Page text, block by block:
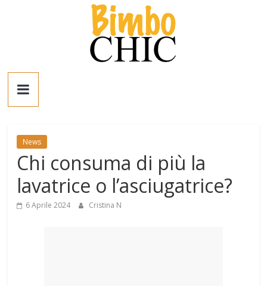
Bimbo
News
moda,
mamme,
spettacolo
News
Chi consuma di più la
lavatrice o l’asciugatrice?
6 Aprile 2024 Cristina N